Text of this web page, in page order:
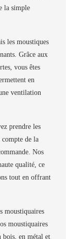
la simple
les moustiques
Grâce aux
vous êtes
en
ventilation
prendre les
compte de la
Nos
qualité, ce
tout en offrant
moustiquaires
moustiquaires
bois, en métal et